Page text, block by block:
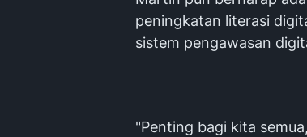
peningkatan literasi
sistem pengawasan
"Penting bagi kita